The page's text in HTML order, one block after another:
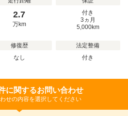
2.7
万km
付き
3ヵ月
5,000km
修復歴
なし
法定整備
付き
に関するお問い合わせ
せの内容を選択してください